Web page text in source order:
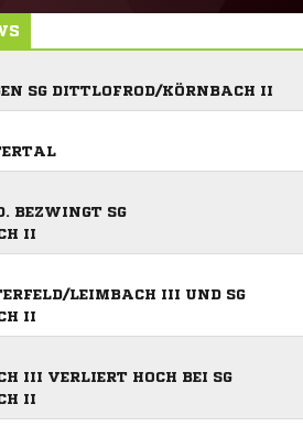
SG DITTLOFROD/KÖRNBACH II
BEZWINGT SG
II
LEIMBACH III UND SG
II
III VERLIERT HOCH BEI SG
II